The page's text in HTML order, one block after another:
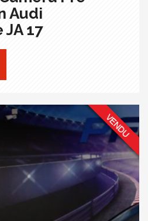
Audi
17